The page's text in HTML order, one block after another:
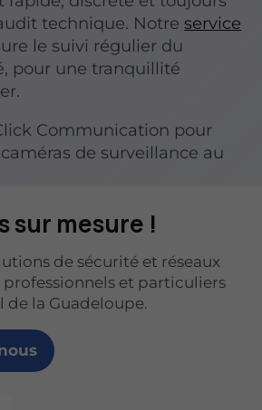
technique. Notreservice
le suivi régulier du
pour une tranquillité
Communication pour
de surveillance au
sur mesure !
de sécurité et réseaux
et particuliers
la Guadeloupe.